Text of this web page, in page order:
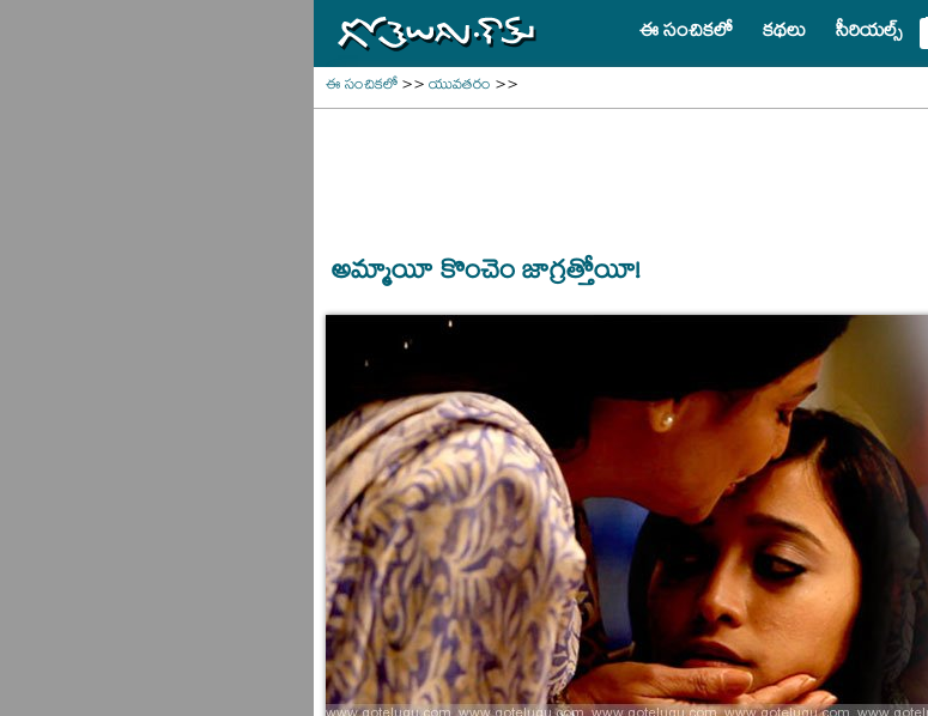
ఈ సంచికలో కథలు సీరియల్స్
ఈ సంచికలో>>యువతరం >>
అమ్మాయీ కొంచెం జాగ్రత్తోయీ!